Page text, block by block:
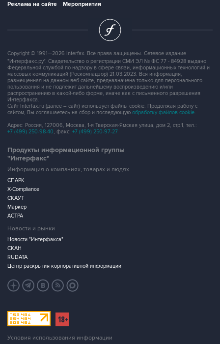
Реклама на сайте
Мероприятия
Copyright © 1991—2026 Interfax. Все права защищены. Сетевое издание
"Интерфакс.ру". Свидетельство о регистрации СМИ ЭЛ № ФС 77 - 84928 выдано
Федеральной службой по надзору в сфере связи, информационных технологий и
массовых коммуникаций (Роскомнадзор) 21.03.2023. Вся информация,
размещенная на данном веб-сайте, предназначена только для персонального
пользования и не подлежит дальнейшему воспроизведению и/или
распространению в какой-либо форме, иначе как с письменного разрешения
Интерфакса.
Сайт Interfax.ru (далее – сайт) использует файлы cookie. Продолжая работу с
сайтом, Вы соглашаетесь на сбор и последующую обработку файлов cookie.
Адрес: Россия, 127006, Москва, 1-я Тверская-Ямская улица, дом 2, стр.1, тел.:
+7 (499) 250-98-40, факс: +7 (499) 250-97-27
Продукты информационной группы
"Интерфакс"
Информация о компаниях, товарах и людях
СПАРК
X-Compliance
СКАУТ
Маркер
АСТРА
Новости и рынки
Новости "Интерфакса"
СКАН
RUDATA
Центр раскрытия корпоративной информации
Условия использования информации